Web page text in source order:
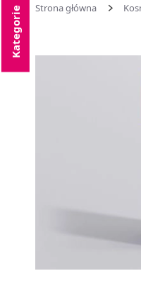
Strona główna
Kategorie